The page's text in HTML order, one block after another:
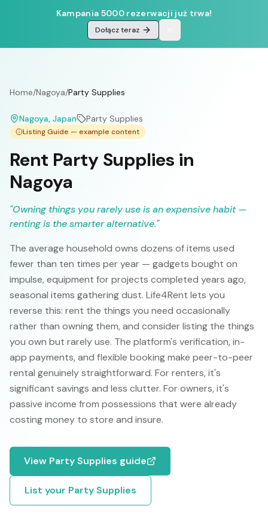
Kampania 5000 rezerwacji już trwa!
Dołącz teraz
Home/Nagoya/Party Supplies
Nagoya, Japan Party Supplies
Listing Guide — example content
Rent Party Supplies in
Nagoya
"Owning things you rarely use is an expensive habit —
renting is the smarter alternative."
The average household owns dozens of items used
fewer than ten times per year — gadgets bought on
impulse, equipment for projects completed years ago,
seasonal items gathering dust. Life4Rent lets you
reverse this: rent the things you need occasionally
rather than owning them, and consider listing the things
you own but rarely use. The platform's verification, in-
app payments, and flexible booking make peer-to-peer
rental genuinely straightforward. For renters, it's
significant savings and less clutter. For owners, it's
passive income from possessions that were already
costing money to store and insure.
View Party Supplies guide
List your Party Supplies